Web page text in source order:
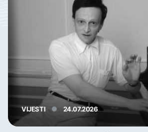
VIJESTI 24.07.2026